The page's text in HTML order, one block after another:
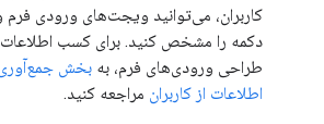
کاربران، می‌توانید ویجت‌های ورودی
دکمه را مشخص کنید. برای کسب اطلاعات
طراحی ورودی‌های فرم، به بخش
اطلاعات از کاربران مراجعه کنید.